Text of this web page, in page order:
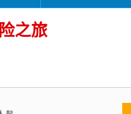
之旅